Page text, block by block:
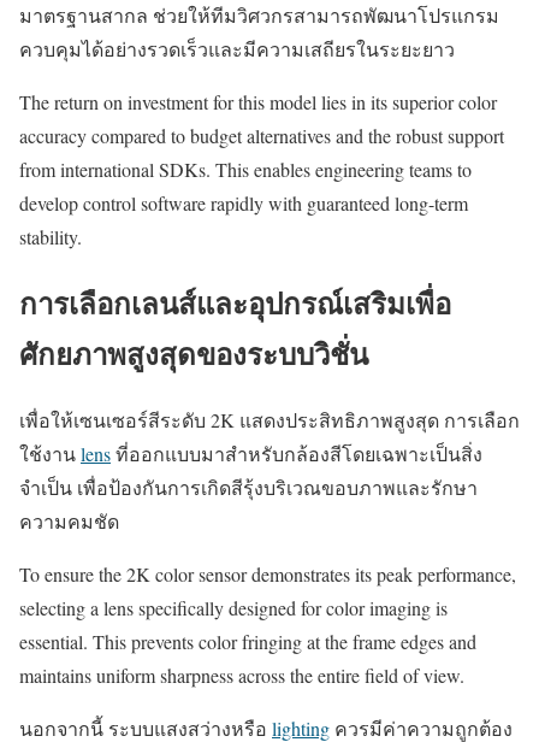
มาตรฐานสากล ช่วยให้ทีมวิศวกรสามารถพัฒนาโปรแกรม
ควบคุมได้อย่างรวดเร็วและมีความเสถียรในระยะยาว
The return on investment for this model lies in its superior color
accuracy compared to budget alternatives and the robust support
from international SDKs. This enables engineering teams to
develop control software rapidly with guaranteed long-term
stability.
การเลือกเลนส์และอุปกรณ์เสริมเพื่อ
ศักยภาพสูงสุดของระบบวิชั่น
เพื่อให้เซนเซอร์สีระดับ 2K แสดงประสิทธิภาพสูงสุด การเลือก
ใช้งานlensที่ออกแบบมาสำหรับกล้องสีโดยเฉพาะเป็นสิ่ง
จำเป็น เพื่อป้องกันการเกิดสีรุ้งบริเวณขอบภาพและรักษา
ความคมชัด
To ensure the 2K color sensor demonstrates its peak performance,
selecting a lens specifically designed for color imaging is
essential. This prevents color fringing at the frame edges and
maintains uniform sharpness across the entire field of view.
นอกจากนี้ ระบบแสงสว่างหรือ lighting ควรมีค่าความถูกต้อง